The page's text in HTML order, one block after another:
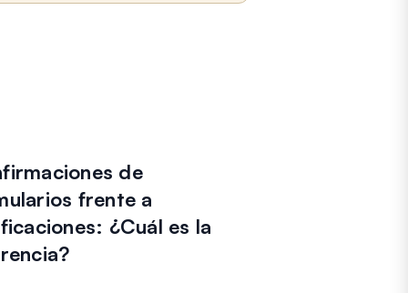
de
frente a
¿Cuál es la